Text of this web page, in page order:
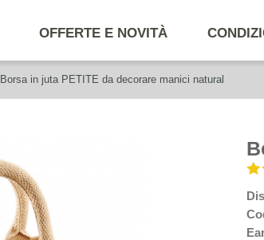
OFFERTE E NOVITÀ
Borsa in juta PETITE da decorare manici natural